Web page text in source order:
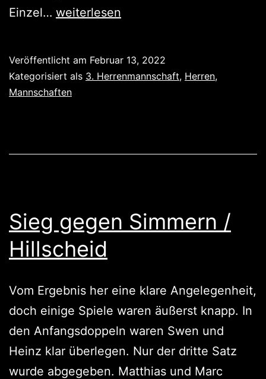
Einzel… Auswärtssieg
2
weiterlesen
Veröffentlicht am Februar 13, 2022
Kategorisiert als 3. Herrenmannschaft, Herren,
Mannschaften
Sieg gegen Simmern /
Hillscheid
Vom Ergebnis her eine klare Angelegenheit,
doch einige Spiele waren äußerst knapp. In
den Anfangsdoppeln waren Swen und
Heinz klar überlegen. Nur der dritte Satz
wurde abgegeben. Matthias und Marc